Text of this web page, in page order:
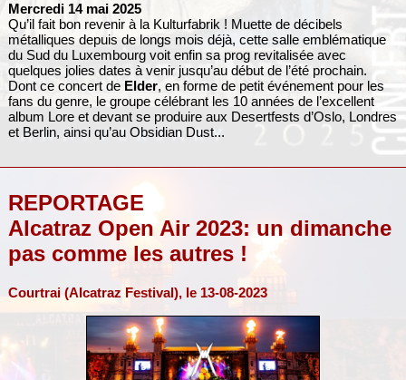
Mercredi 14 mai 2025
Qu’il fait bon revenir à la Kulturfabrik ! Muette de décibels
métalliques depuis de longs mois déjà, cette salle emblématique
du Sud du Luxembourg voit enfin sa prog revitalisée avec
quelques jolies dates à venir jusqu’au début de l’été prochain.
Dont ce concert de Elder, en forme de petit événement pour les
fans du genre, le groupe célébrant les 10 années de l’excellent
album Lore et devant se produire aux Desertfests d’Oslo, Londres
et Berlin, ainsi qu’au Obsidian Dust...
REPORTAGE
Alcatraz Open Air 2023: un dimanche
pas comme les autres !
Courtrai (Alcatraz Festival), le 13-08-2023